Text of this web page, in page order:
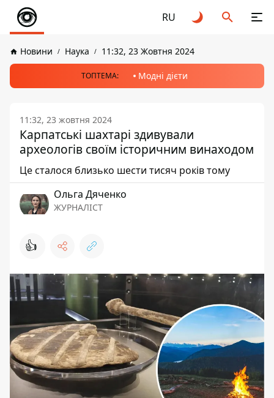
RU
Новини Наука 11:32, 23 Жовтня 2024
ТОПТЕМА: Модні дієти
11:32, 23 жовтня 2024
Карпатські шахтарі здивували
археологів своїм історичним винаходом
Це сталося близько шести тисяч років тому
Ольга Дяченко
ЖУРНАЛІСТ
👍